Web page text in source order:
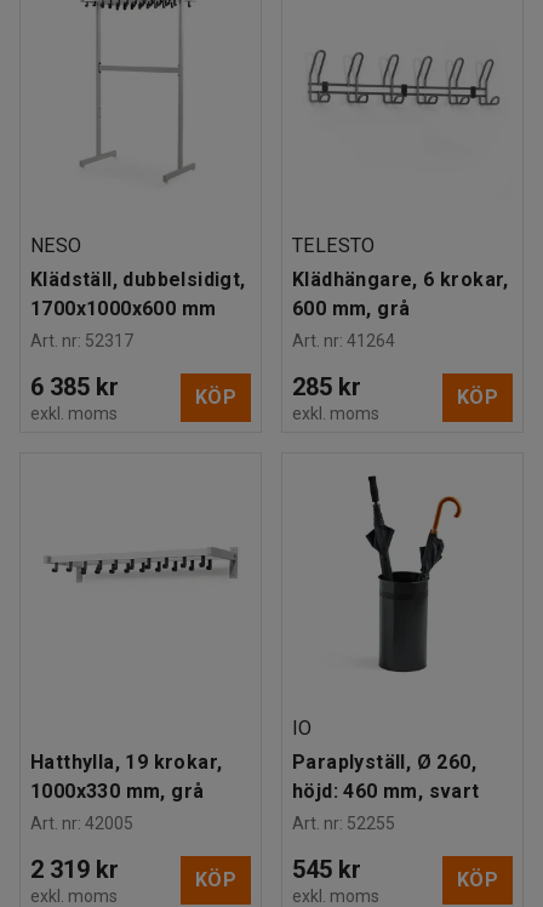
NESO
Klädställ, dubbelsidigt,
1700x1000x600 mm
Art. nr: 52317
6 385 kr
exkl. moms
KÖP
TELESTO
Klädhängare, 6 krokar,
600 mm, grå
Art. nr: 41264
285 kr
exkl. moms
KÖP
Hatthylla, 19 krokar,
1000x330 mm, grå
Art. nr: 42005
2 319 kr
exkl. moms
KÖP
IO
Paraplyställ, Ø 260,
höjd: 460 mm, svart
Art. nr: 52255
545 kr
exkl. moms
KÖP